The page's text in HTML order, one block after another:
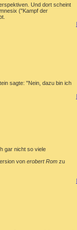
Und dort scheint
("Kampf der
sagte: "Nein, dazu bin ich
gar nicht so viele
von erobert Rom zu